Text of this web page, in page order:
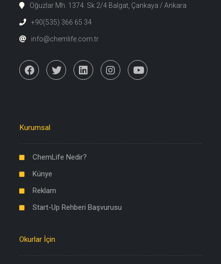
Oğuzlar Mh. 1374. Sk 2/4 Balgat, Çankaya / Ankara
+90(535) 366 65 34
info@chemlife.com.tr
Kurumsal
ChemLife Nedir?
Künye
Reklam
Start-Up Rehberi Başvurusu
Okurlar İçin